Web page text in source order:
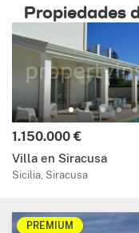
Propiedades
Precio:
1.150.000 €
Villa en Siracusa
Sicilia, Siracusa
PREMIUM